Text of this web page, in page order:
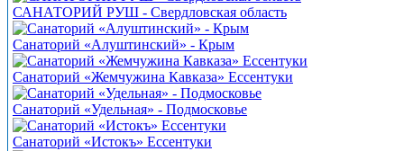
САНАТОРИЙ РУШ - Свердловская область
Санаторий «Алуштинский» - Крым
Санаторий «Жемчужина Кавказа» Ессентуки
Санаторий «Удельная» - Подмосковье
Санаторий «Истокъ» Ессентуки